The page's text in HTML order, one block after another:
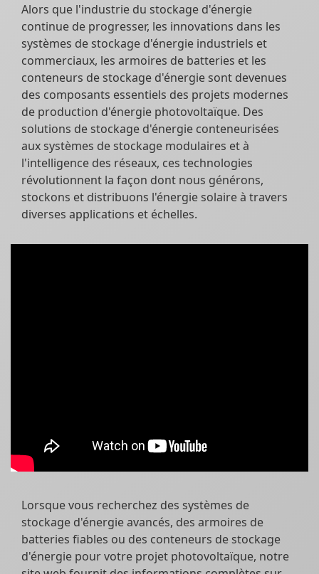
Alors que l'industrie du stockage d'énergie
continue de progresser, les innovations dans les
systèmes de stockage d'énergie industriels et
commerciaux, les armoires de batteries et les
conteneurs de stockage d'énergie sont devenues
des composants essentiels des projets modernes
de production d'énergie photovoltaïque. Des
solutions de stockage d'énergie conteneurisées
aux systèmes de stockage modulaires et à
l'intelligence des réseaux, ces technologies
révolutionnent la façon dont nous générons,
stockons et distribuons l'énergie solaire à travers
diverses applications et échelles.
Lorsque vous recherchez des systèmes de
stockage d'énergie avancés, des armoires de
batteries fiables ou des conteneurs de stockage
d'énergie pour votre projet photovoltaïque, notre